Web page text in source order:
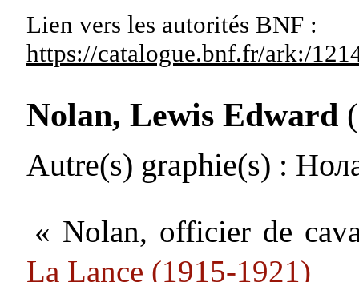
Lien vers les autorités BNF :
https://catalogue.bnf.fr/ark:/
Nolan, Lewis Edward
Autre(s) graphie(s) :
« Nolan, officier de
La Lance (1915-1921)